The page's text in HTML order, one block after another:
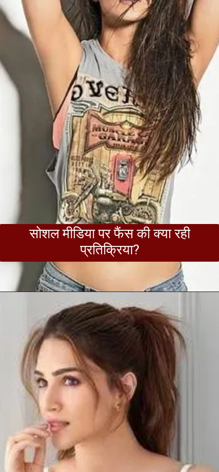
सोशल मीडिया पर फैंस की क्या रही
प्रतिक्रिया?